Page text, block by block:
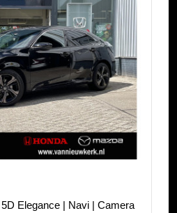
Elegance | Navi | Camera